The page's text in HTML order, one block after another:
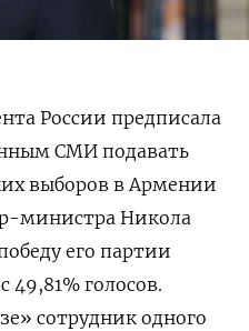
России предписала
СМИ подавать
выборов в Армении
министра Никола
его партии
49,81% голосов.
сотрудник одного